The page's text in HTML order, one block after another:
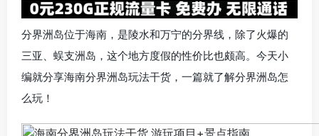
分界洲岛位于海南，是陵水和万宁的分界线，除了火爆的
三亚、蜈支洲岛，这个地方度假的性价比也颇高。今天小
编就分享海南分界洲岛玩法干货，一篇就了解分界洲岛怎
么玩！